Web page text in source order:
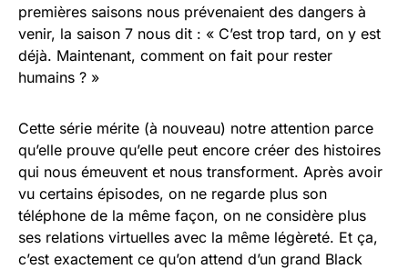
premières saisons nous prévenaient des dangers à
venir, la saison 7 nous dit : « C’est trop tard, on y est
déjà. Maintenant, comment on fait pour rester
humains ? »
Cette série mérite (à nouveau) notre attention parce
qu’elle prouve qu’elle peut encore créer des histoires
qui nous émeuvent et nous transforment. Après avoir
vu certains épisodes, on ne regarde plus son
téléphone de la même façon, on ne considère plus
ses relations virtuelles avec la même légèreté. Et ça,
c’est exactement ce qu’on attend d’un grand Black